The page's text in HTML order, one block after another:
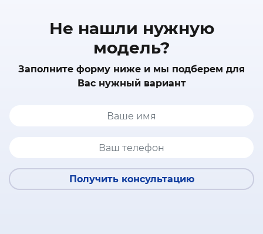
Не нашли нужную
модель?
Заполните форму ниже и мы подберем для
Вас нужный вариант
Получить консультацию